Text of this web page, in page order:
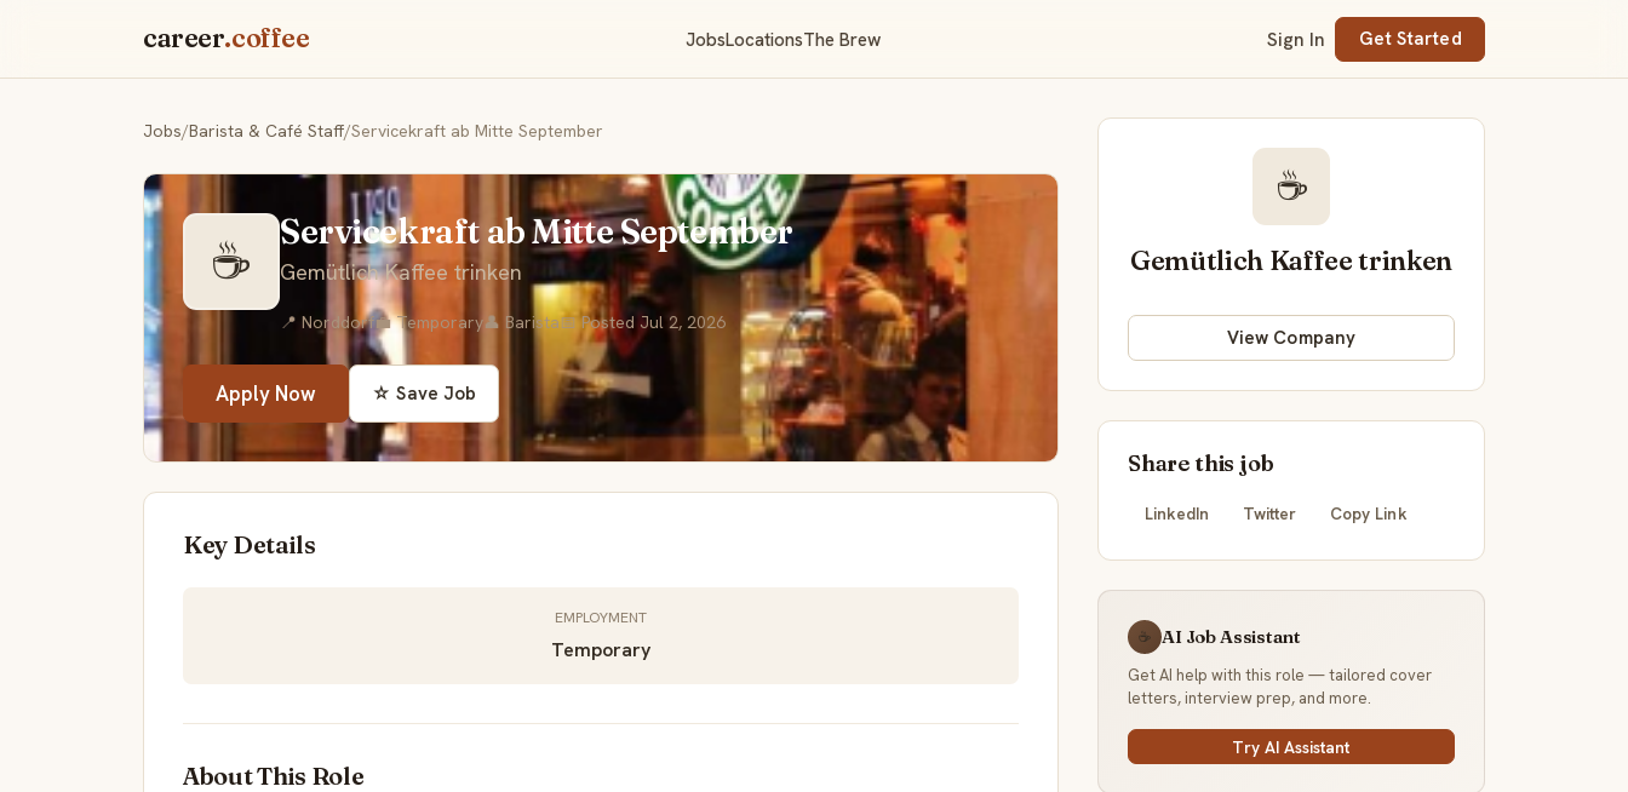
career.coffee JobsLocationsThe Brew Sign In Get Started
Jobs/Barista & Café Staff/Servicekraft ab Mitte September
☕ Servicekraft ab Mitte September
Gemütlich Kaffee trinken
📍 Norddorf💼 Temporary👤 Barista📅 Posted Jul 2, 2026
Apply Now ☆ Save Job
Key Details
EMPLOYMENT
Temporary
About This Role
☕
Gemütlich Kaffee trinken
View Company
Share this job
LinkedIn Twitter Copy Link
☕ AI Job Assistant
Get AI help with this role — tailored cover
letters, interview prep, and more.
Try AI Assistant